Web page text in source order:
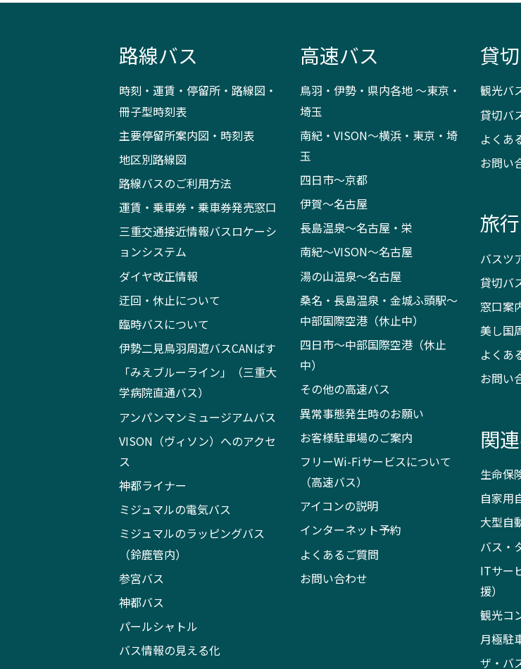
路線バス
時刻・運賃・停留所・路線図・
冊子型時刻表
主要停留所案内図・時刻表
地区別路線図
路線バスのご利用方法
運賃・乗車券・乗車券発売窓口
三重交通接近情報バスロケーシ
ョンシステム
ダイヤ改正情報
迂回・休止について
臨時バスについて
伊勢二見鳥羽周遊バスCANばす
「みえブルーライン」（三重大
学病院直通バス）
アンパンマンミュージアムバス
VISON（ヴィソン）へのアクセ
ス
神都ライナー
ミジュマルの電気バス
ミジュマルのラッピングバス
（鈴鹿管内）
参宮バス
神都バス
パールシャトル
バス情報の見える化
高速バス
鳥羽・伊勢・県内各地 ～東京・
埼玉
南紀・VISON～横浜・東京・埼
玉
四日市～京都
伊賀～名古屋
長島温泉～名古屋・栄
南紀～VISON～名古屋
湯の山温泉～名古屋
桑名・長島温泉・金城ふ頭駅～
中部国際空港（休止中）
四日市～中部国際空港（休止
中）
その他の高速バス
異常事態発生時のお願い
お客様駐車場のご案内
フリーWi-Fiサービスについて
（高速バス）
アイコンの説明
インターネット予約
よくあるご質問
お問い合わせ
貸
観光バ
貸切バ
よくあ
お問い
旅行
バスツ
貸切バ
窓口案
美し国
よくあ
お問い
関
生命保
自家用
大型自
バス・
ITサー
援）
観光コ
月極駐
ザ・バ